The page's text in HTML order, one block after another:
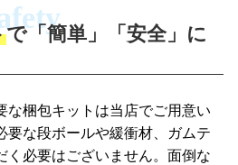
を撮影して、査定フォームから画像
信します。
画像を送信
ョニージョイLINE査定」を友だちに
し、スマートフォンなどのカメラで
影したおもちゃの写真をトーク中に送
で「簡単」「安全」に
な梱包キットは当店でご用意い
要な段ボールや緩衝材、ガムテ
く必要はございません。面倒な